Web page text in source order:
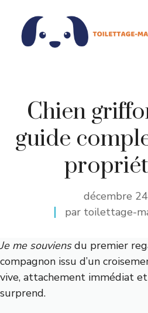
contenu
Chien
guide
décembre
par toilettage-
Je me souviensdu premier
compagnon issu d’un
vive, attachement immédiat
surprend.